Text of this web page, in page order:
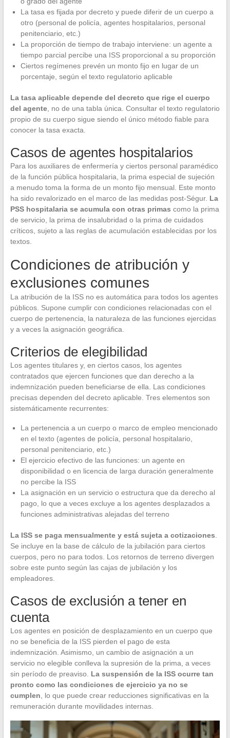
La tasa es fijada por decreto y puede diferir de un cuerpo a
otro (personal de policía, agentes hospitalarios, personal
penitenciario, etc.)
La proporción de tiempo de trabajo interviene: un agente a
tiempo parcial percibe una ISS proporcional a su proporción
Ciertos regímenes prevén un monto fijo en lugar de un
porcentaje, según el texto regulatorio aplicable
La tasa aplicable depende del decreto que rige el cuerpo
del agente, no de una tabla única. Consultar el texto regulatorio
propio de su cuerpo sigue siendo el único método fiable para
conocer la tasa exacta.
Casos de agentes hospitalarios
Para los auxiliares de enfermería y ciertos personal paramédico
de la función pública hospitalaria, la prima especial de sujeción
a menudo toma la forma de un monto fijo mensual. Este monto
ha sido revalorizado en el marco de las medidas post-Ségur. La
PSS hospitalaria se acumula con otras primas como la prima
de servicio, la prima de insalubridad o la prima de cuidados
críticos, sujeto a las reglas de acumulación establecidas por los
textos.
Condiciones de atribución y
exclusiones comunes
La atribución de la ISS no es automática para todos los agentes
públicos. Supone cumplir con condiciones relacionadas con el
cuerpo de pertenencia, la naturaleza de las funciones ejercidas
y a veces la asignación geográfica.
Criterios de elegibilidad
Los agentes titulares y, en ciertos casos, los agentes
contratados que ejercen funciones que dan derecho a la
indemnización pueden beneficiarse de ella. Las condiciones
precisas dependen del decreto aplicable. Tres elementos son
sistemáticamente recurrentes:
La pertenencia a un cuerpo o marco de empleo mencionado
en el texto (agentes de policía, personal hospitalario,
personal penitenciario, etc.)
El ejercicio efectivo de las funciones: un agente en
disponibilidad o en licencia de larga duración generalmente
no percibe la ISS
La asignación en un servicio o estructura que da derecho al
pago, lo que a veces excluye a los agentes desplazados a
funciones administrativas alejadas del terreno
La ISS se paga mensualmente y está sujeta a cotizaciones.
Se incluye en la base de cálculo de la jubilación para ciertos
cuerpos, pero no para todos. Los retornos de terreno divergen
sobre este punto según las cajas de jubilación y los
empleadores.
Casos de exclusión a tener en
cuenta
Los agentes en posición de desplazamiento en un cuerpo que
no se beneficia de la ISS pierden el pago de esta
indemnización. Asimismo, un cambio de asignación a un
servicio no elegible conlleva la supresión de la prima, a veces
sin período de preaviso. La suspensión de la ISS ocurre tan
pronto como las condiciones de ejercicio ya no se
cumplen, lo que puede crear reducciones significativas en la
remuneración durante movilidades internas.